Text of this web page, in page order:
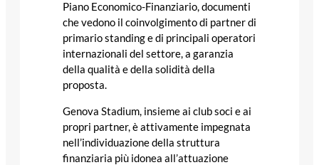
Piano Economico-Finanziario, documenti
che vedono il coinvolgimento di partner di
primario standing e di principali operatori
internazionali del settore, a garanzia
della qualità e della solidità della
proposta.
Genova Stadium, insieme ai club soci e ai
propri partner, è attivamente impegnata
nell’individuazione della struttura
finanziaria più idonea all’attuazione